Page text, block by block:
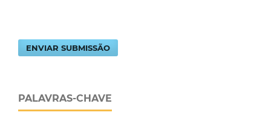
ENVIAR SUBMISSÃO
PALAVRAS-CHAVE